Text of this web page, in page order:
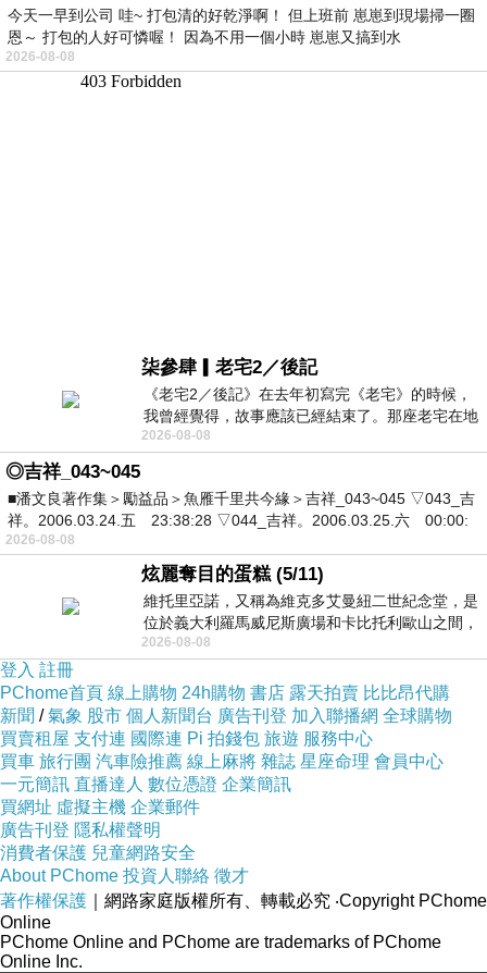
今天一早到公司 哇~ 打包清的好乾淨啊！ 但上班前 崽崽到現場掃一圈
恩～ 打包的人好可憐喔！ 因為不用一個小時 崽崽又搞到水
2026-08-08
柒參肆▎老宅2／後記
《老宅2／後記》在去年初寫完《老宅》的時候，
我曾經覺得，故事應該已經結束了。那座老宅在地
震中倒塌，七個人終於離開那片黑暗，
2026-08-08
◎吉祥_043~045
■潘文良著作集＞勵益品＞魚雁千里共今緣＞吉祥_043~045 ▽043_吉
祥。2006.03.24.五 23:38:28 ▽044_吉祥。2006.03.25.六 00:00:
2026-08-08
炫麗奪目的蛋糕 (5/11)
維托里亞諾，又稱為維克多艾曼紐二世紀念堂，是
位於義大利羅馬威尼斯廣場和卡比托利歐山之間，
用以紀念統一義大利統一後的的第一位國
2026-08-08
登入 註冊
PChome首頁 線上購物 24h購物 書店 露天拍賣 比比昂代購
新聞 /氣象 股市 個人新聞台 廣告刊登 加入聯播網 全球購物
買賣租屋 支付連 國際連 Pi 拍錢包 旅遊 服務中心
買車 旅行團 汽車險推薦 線上麻將 雜誌 星座命理 會員中心
一元簡訊 直播達人 數位憑證 企業簡訊
買網址 虛擬主機 企業郵件
廣告刊登 隱私權聲明
消費者保護 兒童網路安全
About PChome 投資人聯絡 徵才
著作權保護 ｜網路家庭版權所有、轉載必究 ‧Copyright PChome
Online
PChome Online and PChome are trademarks of PChome
Online Inc.